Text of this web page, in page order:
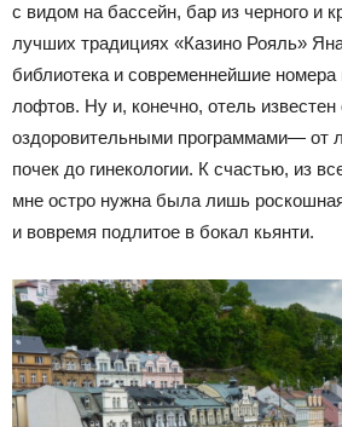
с видом на бассейн, бар из черного и
лучших традициях «Казино Рояль»
библиотека и современнейшие номера
лофтов. Ну и, конечно, отель известен
оздоровительными программами— от
почек до гинекологии. К счастью, из
мне остро нужна была лишь
и вовремя подлитое в бокал кьянти.